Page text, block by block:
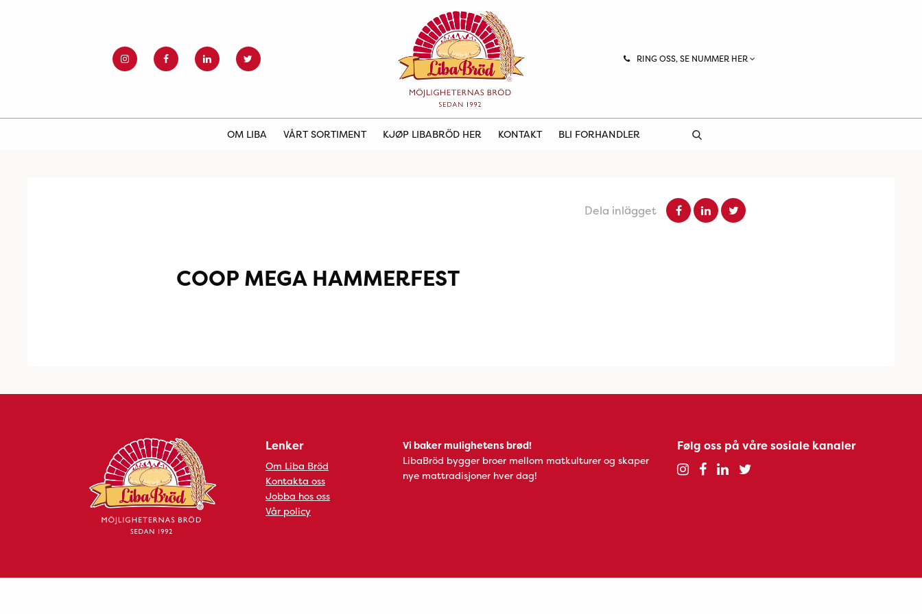
RING OSS, SE NUMMER HER
OM LIBA VÅRT SORTIMENT KJØP LIBABRÖD HER KONTAKT BLI FORHANDLER
Dela inlägget
COOP MEGA HAMMERFEST
Lenker
Om Liba Bröd
Kontakta oss
Jobba hos oss
Vår policy
Vi baker mulighetens brød!
LibaBröd bygger broer mellom matkulturer og skaper
nye mattradisjoner hver dag!
Følg oss på våre sosiale kanaler